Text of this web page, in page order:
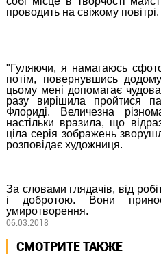
проводить на свіжому повітрі.
"Гуляючи, я намагаюсь
потім, повернувшись
цьому мені допомагає
разу вирішила пройтися
Флориді. Величезна
настільки вразила, що
ціла серія зображень
розповідає художниця.
За словами глядачів, від
і добротою. Вони
умиротворення.
06.03.2018
СМОТРИТЕ ТАКЖЕ